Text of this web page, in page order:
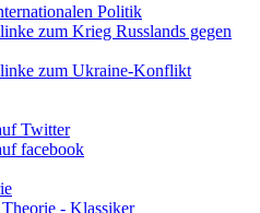
Politik
zum Krieg Russlands gegen
zum Ukraine-Konflikt
Twitter
facebook
- Klassiker